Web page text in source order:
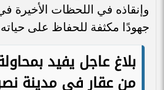
وإنقاذه في اللحظات الأخيرة
جهودًا مكثفة للحفاظ على
بلاغ عاجل يفيد
من عقار في مدينة